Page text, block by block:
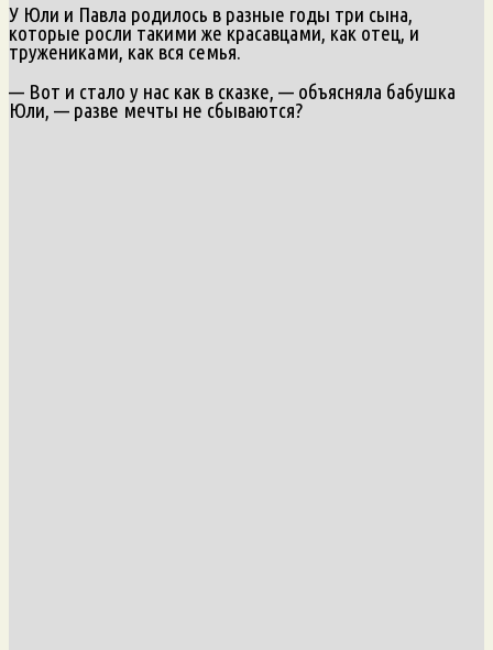
У Юли и Павла родилось в разные годы три сына,
которые росли такими же красавцами, как отец, и
тружениками, как вся семья.
— Вот и стало у нас как в сказке, — объясняла бабушка
Юли, — разве мечты не сбываются?